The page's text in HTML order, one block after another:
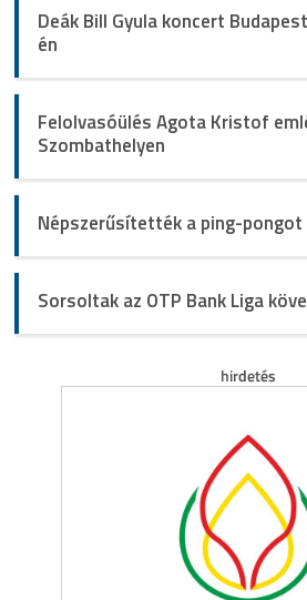
Deák Bill Gyula koncert
én
Felolvasóülés Agota Kristof
Szombathelyen
Népszerűsítették a ping-pongot
Sorsoltak az OTP Bank Liga